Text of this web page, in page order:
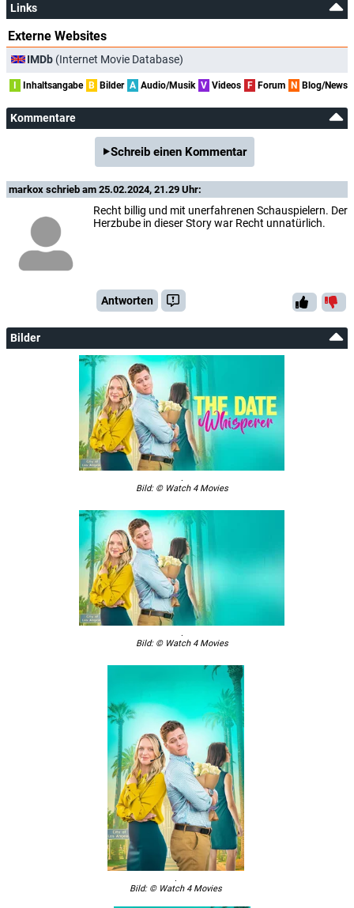
Links
Externe Websites
IMDb (Internet Movie Database)
I Inhaltsangabe B Bilder A Audio/Musik V Videos F Forum N Blog/News
Kommentare
Schreib einen Kommentar
markox schrieb am 25.02.2024, 21.29 Uhr:
Recht billig und mit unerfahrenen Schauspielern. Der
Herzbube in dieser Story war Recht unnatürlich.
Antworten
Bilder
.
Bild: © Watch 4 Movies
.
Bild: © Watch 4 Movies
.
Bild: © Watch 4 Movies